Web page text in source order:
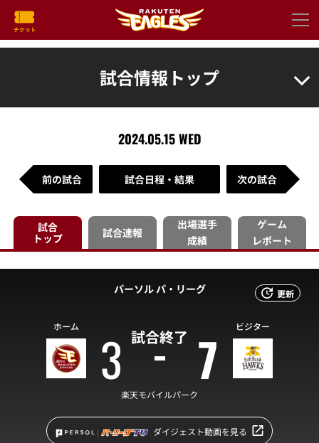
試合情報トップ
2024.05.15 WED
前の試合 試合日程・結果 次の試合
試合
トップ
試合速報
出場選手
成績
ゲーム
レポート
更新
パーソル パ・リーグ
試合終了
ホーム 3 7 ビジター
楽天モバイルパーク
ダイジェスト動画を見る